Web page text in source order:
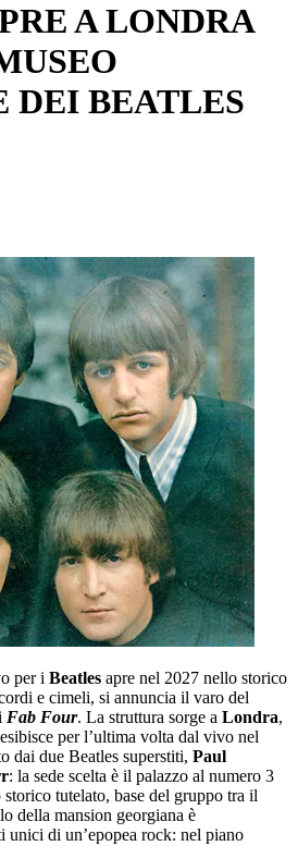
A LONDRA
DEI BEATLES
per i Beatles apre nel 2027 nello storico
e cimeli, si annuncia il varo del
Fab Four. La struttura sorge a Londra,
per l’ultima volta dal vivo nel
dai due Beatles superstiti, Paul
: la sede scelta è il palazzo al numero 3
tutelato, base del gruppo tra il
della mansion georgiana è
unici di un’epopea rock: nel piano